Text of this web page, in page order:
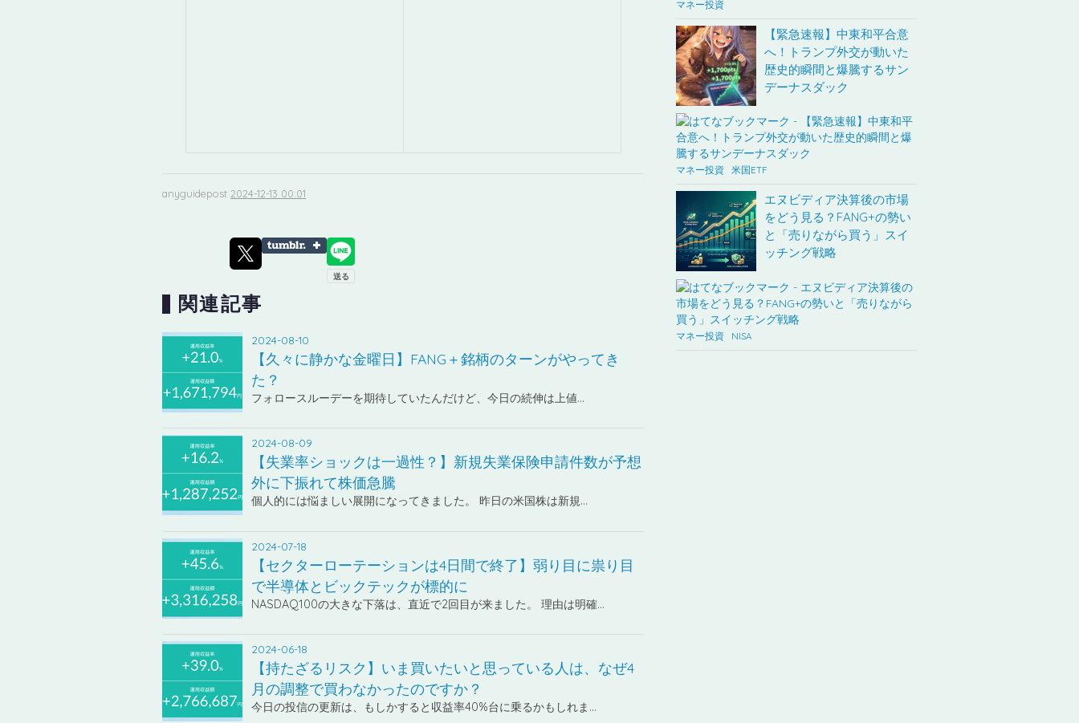
anyguidepost 2024-12-13 00:01
関連記事
2024-08-10
【久々に静かな金曜日】FANG＋銘柄のターンがやってき
た？
フォロースルーデーを期待していたんだけど、今日の続伸は上値…
2024-08-09
【失業率ショックは一過性？】新規失業保険申請件数が予想
外に下振れて株価急騰
個人的には悩ましい展開になってきました。 昨日の米国株は新規…
2024-07-18
【セクターローテーションは4日間で終了】弱り目に祟り目
で半導体とビックテックが標的に
NASDAQ100の大きな下落は、直近で2回目が来ました。 理由は明確…
2024-06-18
【持たざるリスク】いま買いたいと思っている人は、なぜ4
月の調整で買わなかったのですか？
今日の投信の更新は、もしかすると収益率40%台に乗るかもしれま…
マネー投資
【緊急速報】中東和平合意
へ！トランプ外交が動いた
歴史的瞬間と爆騰するサン
デーナスダック
マネー投資 米国ETF
エヌビディア決算後の市場
をどう見る？FANG+の勢い
と「売りながら買う」スイ
ッチング戦略
マネー投資 NISA